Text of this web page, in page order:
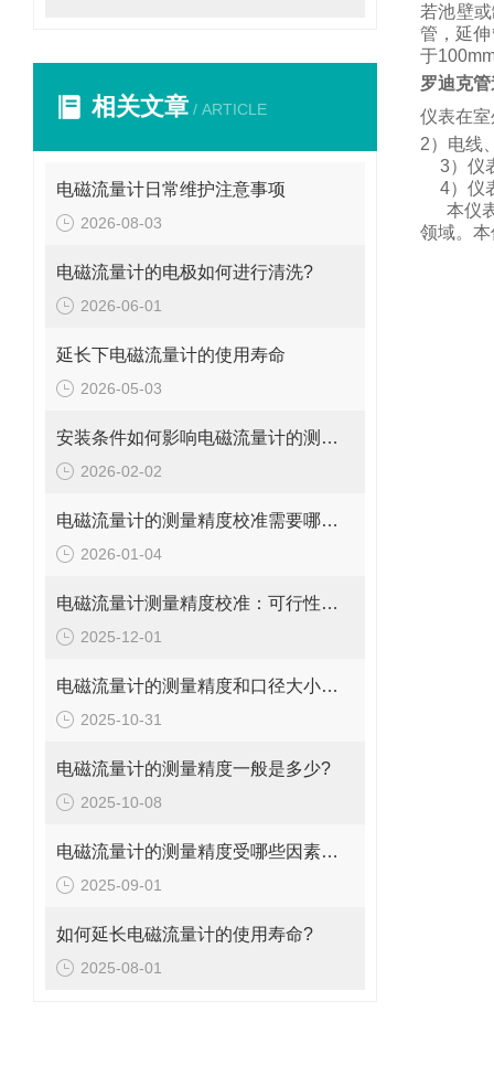
相关文章 / ARTICLE
电磁流量计日常维护注意事项
2026-08-03
电磁流量计的电极如何进行清洗?
2026-06-01
延长下电磁流量计的使用寿命
2026-05-03
安装条件如何影响电磁流量计的测量精度?
2026-02-02
电磁流量计的测量精度校准需要哪些工具和设备?
2026-01-04
电磁流量计测量精度校准：可行性、方法与实操指南
2025-12-01
电磁流量计的测量精度和口径大小的关系是什么?
2025-10-31
电磁流量计的测量精度一般是多少?
2025-10-08
电磁流量计的测量精度受哪些因素影响?
2025-09-01
如何延长电磁流量计的使用寿命?
2025-08-01
若池壁
管，延
于
罗迪克
仪表在
2）电线
3）仪
4）仪
本仪
领域。 本